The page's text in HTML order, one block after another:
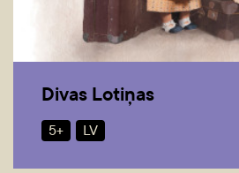
Divas Lotiņas
5+ LV